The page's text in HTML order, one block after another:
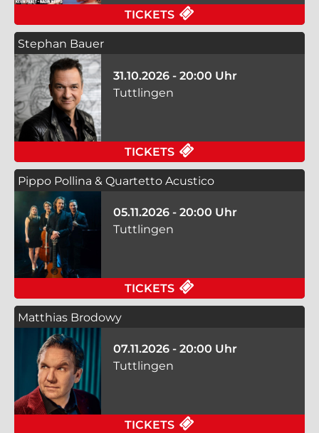
TICKETS
Stephan Bauer
31.10.2026 - 20:00 Uhr
Tuttlingen
TICKETS
Pippo Pollina & Quartetto Acustico
05.11.2026 - 20:00 Uhr
Tuttlingen
TICKETS
Matthias Brodowy
07.11.2026 - 20:00 Uhr
Tuttlingen
TICKETS